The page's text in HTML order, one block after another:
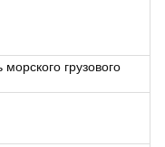
грузового